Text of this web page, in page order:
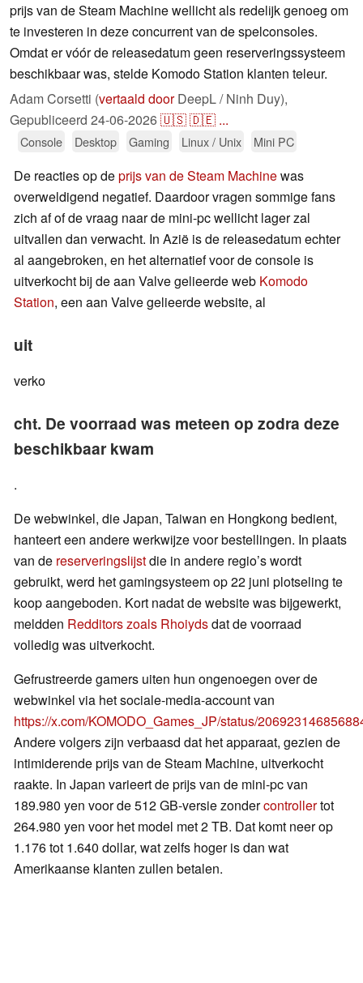
prijs van de Steam Machine wellicht als redelijk genoeg om
te investeren in deze concurrent van de spelconsoles.
Omdat er vóór de releasedatum geen reserveringssysteem
beschikbaar was, stelde Komodo Station klanten teleur.
Adam Corsetti (vertaald doorDeepL / Ninh Duy),
Gepubliceerd 24-06-2026🇺🇸🇩🇪 ...
Console Desktop Gaming Linux / Unix Mini PC
De reacties op deprijs van de Steam Machinewas
overweldigend negatief. Daardoor vragen sommige fans
zich af of de vraag naar de mini-pc wellicht lager zal
uitvallen dan verwacht. In Azië is de releasedatum echter
al aangebroken, en het alternatief voor de console is
uitverkocht bij de aan Valve gelieerde web Komodo
Station, een aan Valve gelieerde website, al
uit
verko
cht. De voorraad was meteen op zodra deze
beschikbaar kwam
.
De webwinkel, die Japan, Taiwan en Hongkong bedient,
hanteert een andere werkwijze voor bestellingen. In plaats
van de reserveringslijstdie in andere regio’s wordt
gebruikt, werd het gamingsysteem op 22 juni plotseling te
koop aangeboden. Kort nadat de website was bijgewerkt,
meldden Redditors zoals Rhoiydsdat de voorraad
volledig was uitverkocht.
Gefrustreerde gamers uiten hun ongenoegen over de
webwinkel via het sociale-media-account van
https://x.com/KOMODO_Games_JP/status/
Andere volgers zijn verbaasd dat het apparaat, gezien de
intimiderende prijs van de Steam Machine, uitverkocht
raakte. In Japan varieert de prijs van de mini-pc van
189.980 yen voor de 512 GB-versie zondercontrollertot
264.980 yen voor het model met 2 TB. Dat komt neer op
1.176 tot 1.640 dollar, wat zelfs hoger is dan wat
Amerikaanse klanten zullen betalen.